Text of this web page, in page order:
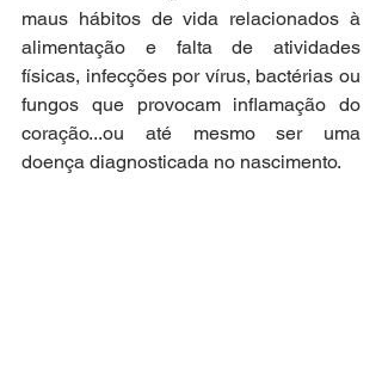
maus hábitos de vida relacionados à
alimentação e falta de atividades
físicas, infecções por vírus, bactérias ou
fungos que provocam inflamação do
coração...ou até mesmo ser uma
doença diagnosticada no nascimento.